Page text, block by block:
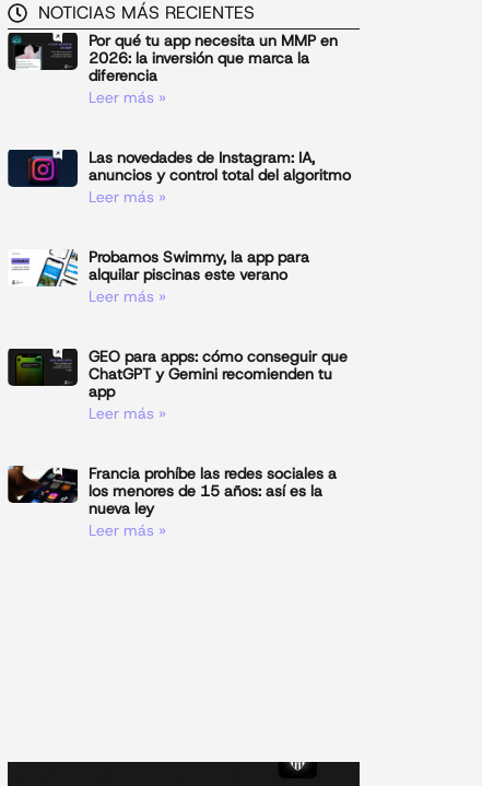
NOTICIAS MÁS RECIENTES
Por qué tu app necesita un MMP en
2026: la inversión que marca la
diferencia
Leer más »
Las novedades de Instagram: IA,
anuncios y control total del algoritmo
Leer más »
Probamos Swimmy, la app para
alquilar piscinas este verano
Leer más »
GEO para apps: cómo conseguir que
ChatGPT y Gemini recomienden tu
app
Leer más »
Francia prohíbe las redes sociales a
los menores de 15 años: así es la
nueva ley
Leer más »